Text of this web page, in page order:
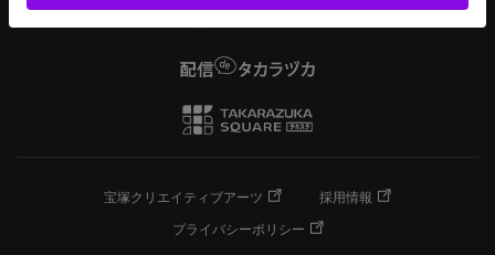
宝塚クリエイティブアーツ
採用情報
プライバシーポリシー